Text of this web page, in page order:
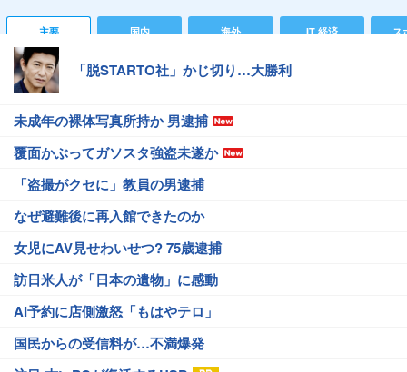
主要 国内 海外 IT 経済 ス
「脱STARTO社」かじ切り…大勝利
未成年の裸体写真所持か 男逮捕
覆面かぶってガソスタ強盗未遂か
「盗撮がクセに」教員の男逮捕
なぜ避難後に再入館できたのか
女児にAV見せわいせつ? 75歳逮捕
訪日米人が「日本の遺物」に感動
AI予約に店側激怒「もはやテロ」
国民からの受信料が…不満爆発